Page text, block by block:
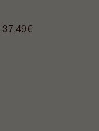
37,49€